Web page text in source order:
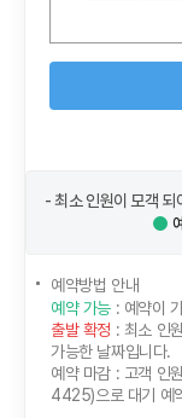
- 최소 인원이 모객 되
예약방법 안내
예약 가능 : 예약이
출발 확정 : 최소 인
가능한 날짜입니다.
예약 마감 : 고객 인
4425)으로 대기 예